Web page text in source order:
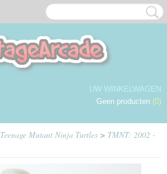
UW WINKELWAGEN
Geen producten (0)
Teenage Mutant Ninja Turtles > TMNT: 2002 -